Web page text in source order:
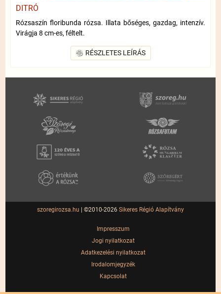
DITRÓ
Rózsaszín floribunda rózsa. Illata bőséges, gazdag, intenzív.
Virágja 8 cm-es, féltelt.
RÉSZLETES LEÍRÁS
szoregirozsa.hu | ©2010-2026 Sikeres Régió Alapítvány
Impresszum
Jogi nyilatkozat
Adatkezelési nyilatkozat
Irodalomjegyzék
Kapcsolat